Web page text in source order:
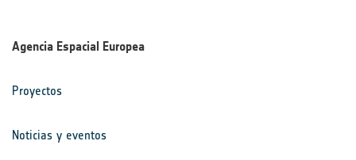
Agencia Espacial Europea
Proyectos
Noticias y eventos